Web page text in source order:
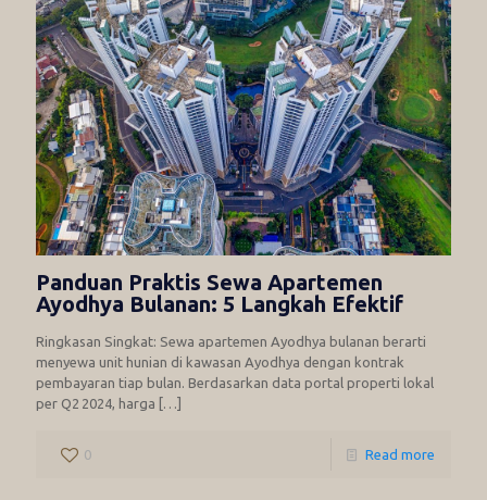
Panduan Praktis Sewa Apartemen
Ayodhya Bulanan: 5 Langkah Efektif
Ringkasan Singkat: Sewa apartemen Ayodhya bulanan berarti
menyewa unit hunian di kawasan Ayodhya dengan kontrak
pembayaran tiap bulan. Berdasarkan data portal properti lokal
per Q2 2024, harga […]
0 Read more